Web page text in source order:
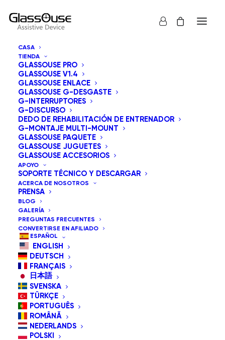
CASA
TIENDA
GLASSOUSE PRO
GLASSOUSE V1.4
GLASSOUSE ENLACE
GLASSOUSE G-DESGASTE
G-INTERRUPTORES
G-DISCURSO
DEDO DE REHABILITACIÓN DE ENTRENADOR
G-MONTAJE MULTI-MOUNT
GLASSOUSE PAQUETE
GLASSOUSE JUGUETES
GLASSOUSE ACCESORIOS
APOYO
SOPORTE TÉCNICO Y DESCARGAR
ACERCA DE NOSOTROS
PRENSA
BLOG
GALERÍA
PREGUNTAS FRECUENTES
CONVERTIRSE EN AFILIADO
ESPAÑOL
ENGLISH
DEUTSCH
FRANÇAIS
日本語
SVENSKA
TÜRKÇE
PORTUGUÊS
ROMÂNĂ
NEDERLANDS
POLSKI
Mostrar todos los
Ordenar por precio: alto a bajo
Orden predeterminado
Ordenar por popularidad
Ordenar por precio: bajo a alto
¡OFERTA!
Paquete Especial